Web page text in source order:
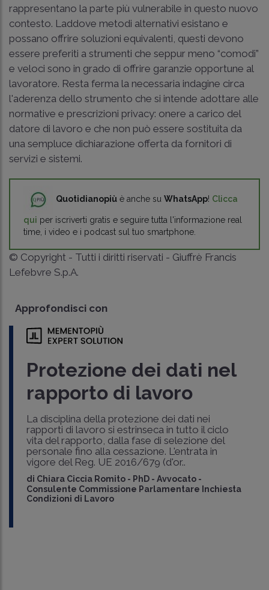
rappresentano la parte più vulnerabile in questo nuovo
contesto. Laddove metodi alternativi esistano e
possano offrire soluzioni equivalenti, questi devono
essere preferiti a strumenti che seppur meno “comodi”
e veloci sono in grado di offrire garanzie opportune al
lavoratore. Resta ferma la necessaria indagine circa
l'aderenza dello strumento che si intende adottare alle
normative e prescrizioni privacy: onere a carico del
datore di lavoro e che non può essere sostituita da
una sempluce dichiarazione offerta da fornitori di
servizi e sistemi.
Quotidianopiù è anche su WhatsApp! Clicca
qui per iscriverti gratis e seguire tutta l'informazione real
time, i video e i podcast sul tuo smartphone.
© Copyright - Tutti i diritti riservati - Giuffrè Francis
Lefebvre S.p.A.
Approfondisci con
Protezione dei dati nel
rapporto di lavoro
La disciplina della protezione dei dati nei
rapporti di lavoro si estrinseca in tutto il ciclo
vita del rapporto, dalla fase di selezione del
personale fino alla cessazione. L'entrata in
vigore del Reg. UE 2016/679 (d'or..
di Chiara Ciccia Romito - PhD - Avvocato -
Consulente Commissione Parlamentare Inchiesta
Condizioni di Lavoro